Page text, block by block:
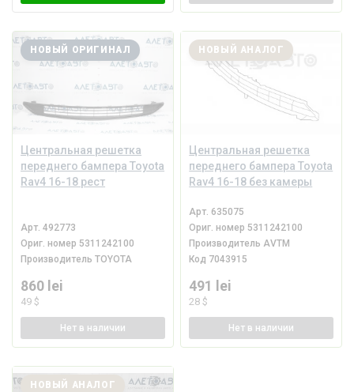
Центральная решетка
переднего бампера Toyota
Rav4 16-18 рест
НОВЫЙ ОРИГИНАЛ
Арт.492773
Ориг. номер 5311242100
ПроизводительTOYOTA
860 lei
49 $
Нет в наличии
Центральная решетка
переднего бампера Toyota
Rav4 16-18 без камеры
НОВЫЙ АНАЛОГ
Арт. 635075
Ориг. номер 5311242100
Производитель AVTM
Код 7043915
491 lei
28 $
Нет в наличии
НОВЫЙ АНАЛОГ